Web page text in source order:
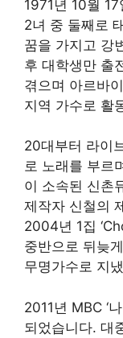
1971년 10월
2녀 중 둘째로
꿈을 가지고 강
후 대학생만 출
겪으며 아르바
지역 가수로 활
20대부터 라이
로 노래를 부르
이 소속된 신촌
제작자 신철의
2004년 1집
중반으로 뒤늦
무명가수로 지
2011년 MBC ‘
되었습니다. 대